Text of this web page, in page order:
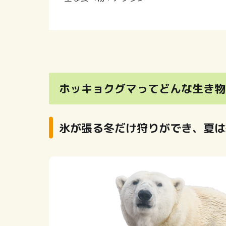
ホッキョクグマってどんな生き
氷が張る冬だけ狩りができ、夏